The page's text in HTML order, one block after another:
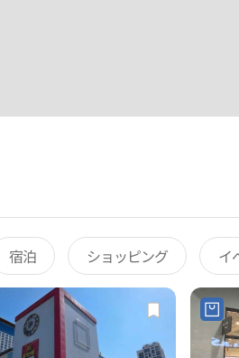
宿泊 ショッピング イ